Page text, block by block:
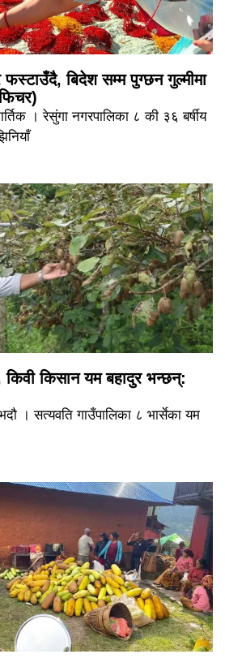
फस्टाउँदै, बिदेश सम्म पुग्छन गुल्मीमा
। रेसुंगा नगरपालिका ८ की ३६ बर्षीय
किवी किसान यम बहादुर भन्छन्:
। सत्यवति गाउँपालिका ८ भार्सेका यम